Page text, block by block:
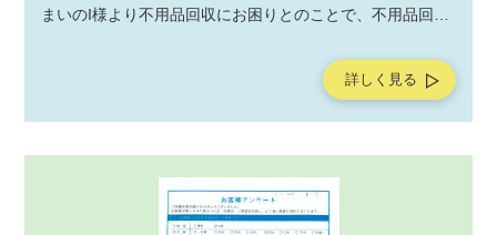
まいのI様より不用品回収にお困りとのことで、不用品回収
ビスの作業後にお客様よりアンケートを頂戴しましたの
詳しく見る